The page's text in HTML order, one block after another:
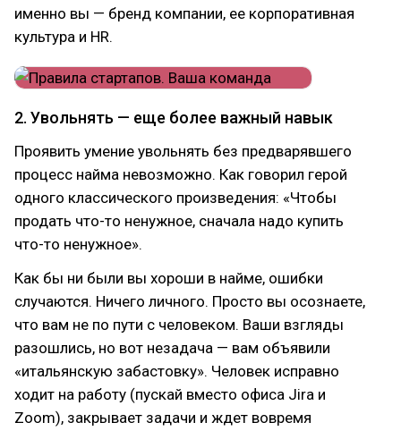
именно вы — бренд компании, ее корпоративная
культура и HR.
2. Увольнять — еще более важный навык
Проявить умение увольнять без предварявшего
процесс найма невозможно. Как говорил герой
одного классического произведения: «Чтобы
продать что-то ненужное, сначала надо купить
что-то ненужное».
Как бы ни были вы хороши в найме, ошибки
случаются. Ничего личного. Просто вы осознаете,
что вам не по пути с человеком. Ваши взгляды
разошлись, но вот незадача — вам объявили
«итальянскую забастовку». Человек исправно
ходит на работу (пускай вместо офиса Jira и
Zoom), закрывает задачи и ждет вовремя